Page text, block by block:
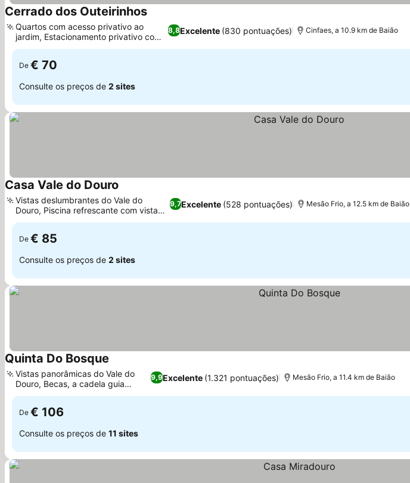
Cerrado dos OuteirinhosVer preços
8,8Excelente (830 pontuações)
Quartos com acesso privativo ao
jardim, Estacionamento privativo com
vigilância
Cinfaes, a 10.9 km de Baião
De € 70
Consulte os preços de 2 sites
Casa Vale do Douro
9,7Excelente (528 pontuações)
Vistas deslumbrantes do Vale do
Douro, Piscina refrescante com vista
panorâmica
Mesão Frio, a 12.5 km de Baião
De € 85
Consulte os preços de 2 sites
Quinta Do Bosque
9,9Excelente (1.321 pontuações)
Vistas panorâmicas do Vale do
Douro, Becas, a cadela guia
residente
Mesão Frio, a 11.4 km de Baião
De € 106
Consulte os preços de 11 sites